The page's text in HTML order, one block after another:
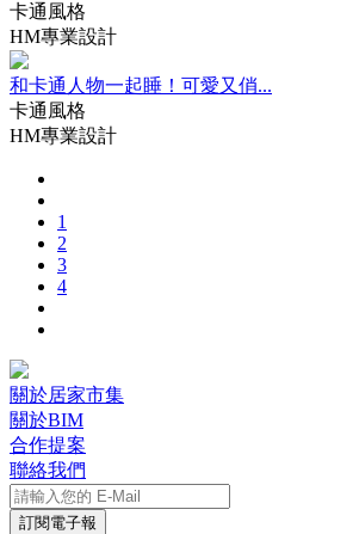
卡通風格
HM專業設計
和卡通人物一起睡！可愛又俏...
卡通風格
HM專業設計
1
2
3
4
關於居家市集
關於BIM
合作提案
聯絡我們
訂閱電子報